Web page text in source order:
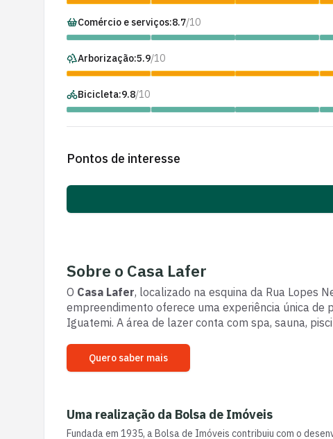
Comércio e serviços:8.7/10
Arborização:5.9/10
Bicicleta:9.8/10
Pontos de interesse
Sobre o Casa Lafer
O Casa Lafer, localizado na esquina da Rua Lopes
empreendimento oferece uma experiência única de
Iguatemi. A área de lazer conta com spa, sauna,
Quero saber mais
Uma realização da Bolsa de Imóveis
Fundada em 1935, a Bolsa de Imóveis contribuiu com o